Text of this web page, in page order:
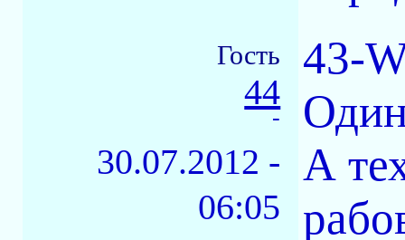
Гость
44
-
30.07.2012 -
06:05
43-
А